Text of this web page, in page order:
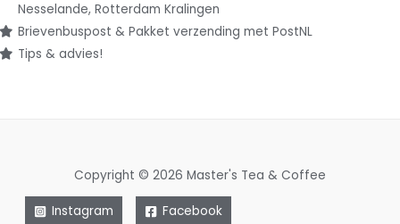
Nesselande, Rotterdam Kralingen
Brievenbuspost & Pakket verzending met PostNL
Tips & advies!
Copyright © 2026 Master's Tea & Coffee
Instagram Facebook